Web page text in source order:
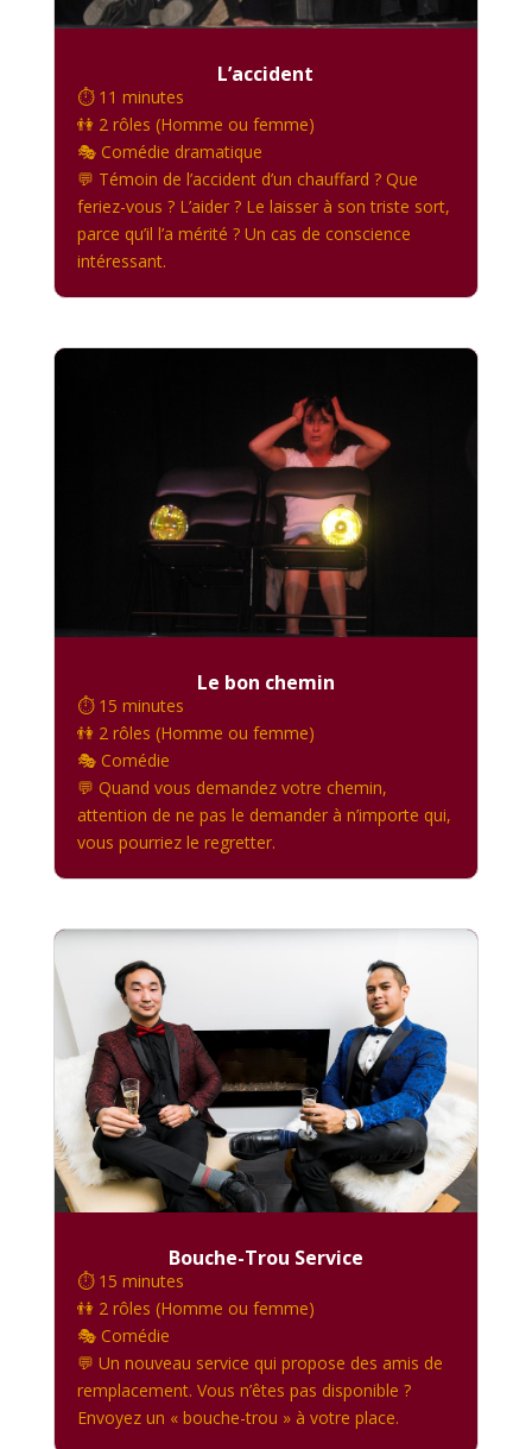
L’accident
⏱️ 11 minutes
👫 2 rôles (Homme ou femme)
🎭 Comédie dramatique
💬 Témoin de l’accident d’un chauffard ? Que
feriez-vous ? L’aider ? Le laisser à son triste sort,
parce qu’il l’a mérité ? Un cas de conscience
intéressant.
Le bon chemin
⏱️ 15 minutes
👫 2 rôles (Homme ou femme)
🎭 Comédie
💬 Quand vous demandez votre chemin,
attention de ne pas le demander à n’importe qui,
vous pourriez le regretter.
Bouche-Trou Service
⏱️ 15 minutes
👫 2 rôles (Homme ou femme)
🎭 Comédie
💬 Un nouveau service qui propose des amis de
remplacement. Vous n’êtes pas disponible ?
Envoyez un « bouche-trou » à votre place.